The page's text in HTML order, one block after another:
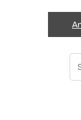
ZumZur